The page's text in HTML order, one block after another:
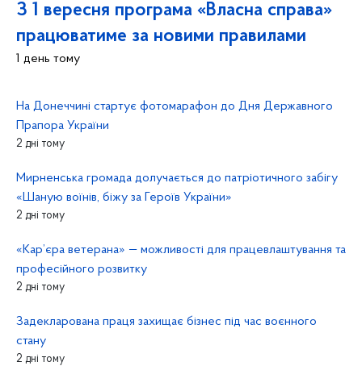
З 1 вересня програма «Власна справа»
працюватиме за новими правилами
1 день тому
На Донеччині стартує фотомарафон до Дня Державного
Прапора України
2 дні тому
Мирненська громада долучається до патріотичного забігу
«Шаную воїнів, біжу за Героїв України»
2 дні тому
«Кар’єра ветерана» — можливості для працевлаштування та
професійного розвитку
2 дні тому
Задекларована праця захищає бізнес під час воєнного
стану
2 дні тому